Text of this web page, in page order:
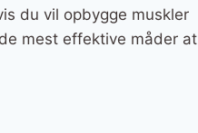
du vil opbygge muskler
mest effektive måder at